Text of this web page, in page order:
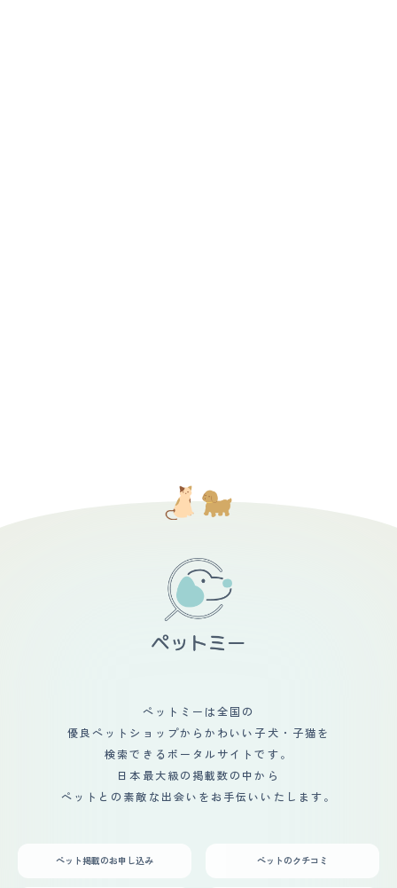
ペットミーは全国の
優良ペットショップからかわいい子犬・子猫を
検索できるポータルサイトです。
日本最大級の掲載数の中から
ペットとの素敵な出会いをお手伝いいたします。
ペット掲載のお申し込み ペットのクチコミ